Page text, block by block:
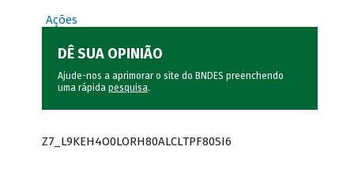
Ações
DÊ SUA OPINIÃO
Ajude-nos a aprimorar o site do BNDES preenchendo
uma rápida pesquisa.
Z7_L9KEH4O0LORH80ALCLTPF80SI6